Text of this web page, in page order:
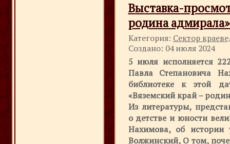
Выставка-
родина
Категория: Сектор
Создано: 04 июля 2024
5 июля исполняется
Павла Степановича
библиотеке к этой
«Вяземский край –
Из литературы,
о детстве и юности
Нахимова, об истории
Волжинский, О том,